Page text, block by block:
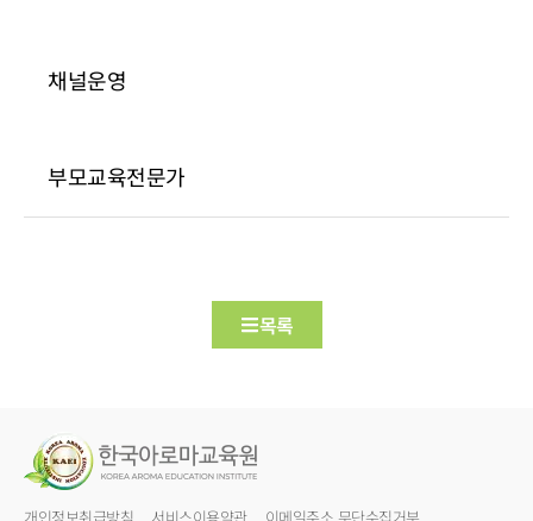
채널운영
부모교육전문가
목록
개인정보취급방침 서비스이용약관 이메일주소 무단수집거부